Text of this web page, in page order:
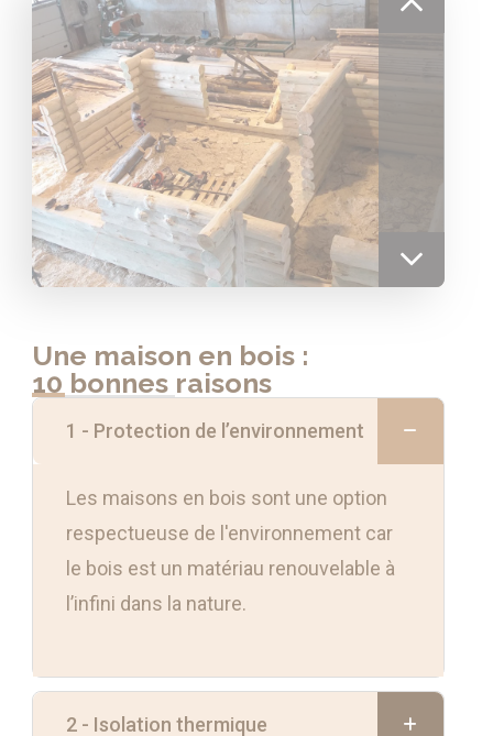
Une maison en bois :
10 bonnes raisons
1 - Protection de l’environnement
Les maisons en bois sont une option
respectueuse de l'environnement car
le bois est un matériau renouvelable à
l’infini dans la nature.
2 - Isolation thermique